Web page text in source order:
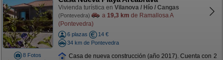
8 Fotos
Vivienda turística en Vilanova / Hío / Cangas
(Pontevedra) a 19,3 km de Ramallosa A
(Pontevedra)
6 plazas
14 €
34 km de Pontevedra
Casa de nueva construcción (año 2017). Cuenta con 2